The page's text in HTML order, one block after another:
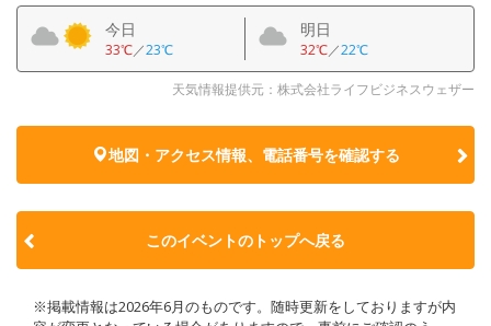
今日
33℃／23℃
明日
32℃／22℃
天気情報提供元：株式会社ライフビジネスウェザー
地図・アクセス情報、電話番号を確認する
このイベントのトップへ戻る
※掲載情報は2026年6月のものです。随時更新をしておりますが内